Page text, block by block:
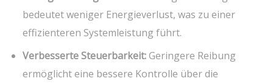
bedeutet weniger Energieverlust, was zu einer
effizienteren Systemleistung führt.
Verbesserte Steuerbarkeit:Geringere Reibung
ermöglicht eine bessere Kontrolle über die